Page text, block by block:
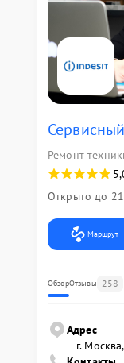
Ремонт
Открыто до
Маршрут
ОбзорОтзывы 258
Адрес
г.